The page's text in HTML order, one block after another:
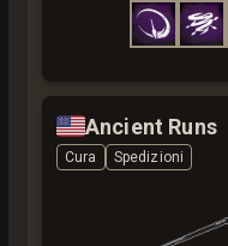
🇺🇸Ancient Runs
Cura Spedizioni